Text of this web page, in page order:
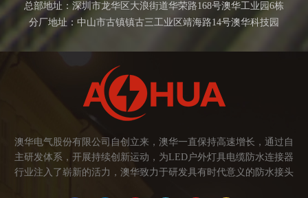
总部地址：深圳市龙华区大浪街道华荣路168号澳华工业园6栋
分厂地址：中山市古镇镇古三工业区靖海路14号澳华科技园
澳华电气股份有限公司自创立来，澳华一直保持高速增长，通过自
主研发体系，开展持续创新运动，为LED户外灯具电缆防水连接器
行业注入了崭新的活力，澳华致力于研发具有时代意义的防水接头